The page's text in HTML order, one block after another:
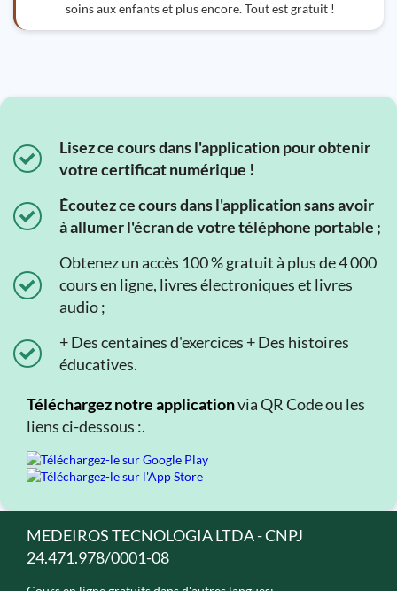
soins aux enfants et plus encore. Tout est gratuit !
Lisez ce cours dans l'application pour obtenir
votre certificat numérique !
Écoutez ce cours dans l'application sans avoir
à allumer l'écran de votre téléphone portable ;
Obtenez un accès 100 % gratuit à plus de 4 000
cours en ligne, livres électroniques et livres
audio ;
+ Des centaines d'exercices + Des histoires
éducatives.
Téléchargez notre applicationvia QR Code ou les
liens ci-dessous :.
MEDEIROS TECNOLOGIA LTDA - CNPJ
24.471.978/0001-08